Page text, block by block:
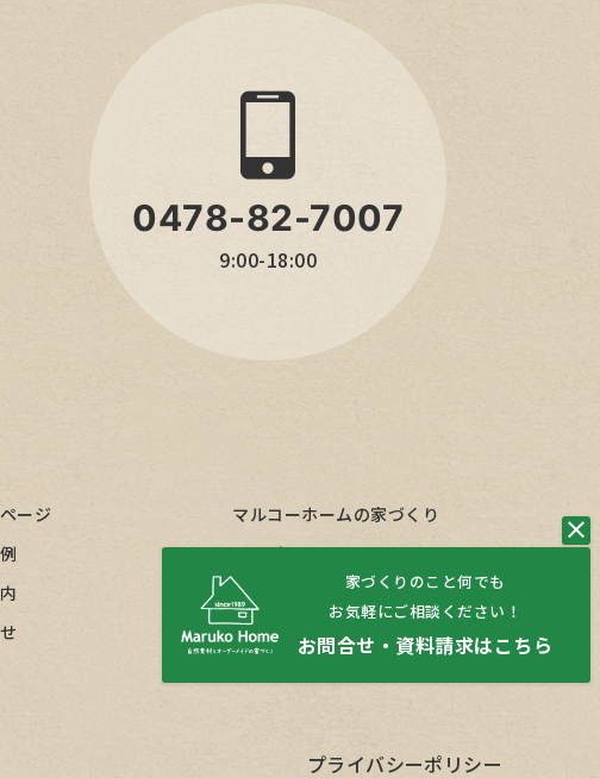
0478-82-7007
9:00-18:00
ージ
マルコーホームの家づくり
サービス
イベント情報
お問い合わせ／資料請求
プライバシーポリシー
家づくりのこと何でも
お気軽にご相談ください！
お問合せ・資料請求はこちら